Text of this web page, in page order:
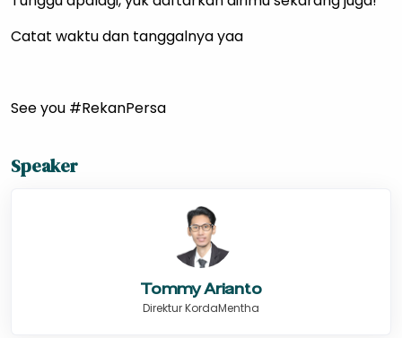
Catat waktu dan tanggalnya yaa
See you #RekanPersa
Speaker
Tommy Arianto
Direktur KordaMentha